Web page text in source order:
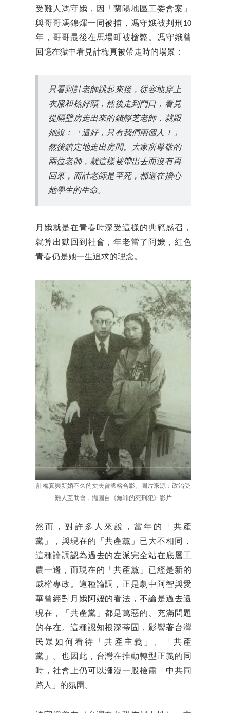
受難人馮守娥，因「蘭陽地區工委會案」
與哥哥馮錦煇一同被捕，馮守娥被判刑10
年，哥哥最後在馬場町被槍斃。馮守娥曾
回憶在獄中看見計梅真被帶走時的場景：
只看到計老師跳起來後，從容地穿上
衣服和梳好頭，然後走到門口，看見
從隔壁房走出來的錢靜芝老師，就跟
她說：「還好，只有我們兩個人！」
然後鎮定地走出房間。大家所尊敬的
兩位老師，就這樣被帶出去而沒有再
回來，而計老師是至死，都還在擔心
她學生的生命。
月娥就是在青春時深受這樣的典範感召，
就算出獄回到社會，年老當了阿嬤，紅色
青春仍是她一生追求的理念。
計梅真與新婚不久的丈夫曾國榕合影。圖片來源：政治受
難人互助會，擷圖自《無罪的死刑犯》影片
然而，對許多人來說，當年的「共產
黨」，與現在的「共產黨」已大不相同，
這種論調認為過去的左派完全站在底層工
農一邊，而現在的「共產黨」已經是新的
威權專政。這種論調，正是劇中阿智與愛
華曾經對月娥阿嬤的看法，不論是過去還
現在，「共產黨」都是萬惡的、充滿問題
的存在。這種認知根深蒂固，影響著台灣
民眾如何看待「共產主義」、「共產
黨」。也因此，台灣在推動轉型正義的同
時，社會上仍可以瀰漫一股檢肅「中共同
路人」的氛圍。